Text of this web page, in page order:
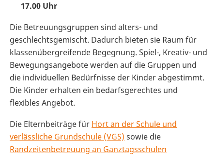
17.00 Uhr
Die Betreuungsgruppen sind alters- und
geschlechtsgemischt. Dadurch bieten sie Raum für
klassenübergreifende Begegnung. Spiel-, Kreativ- und
Bewegungsangebote werden auf die Gruppen und
die individuellen Bedürfnisse der Kinder abgestimmt.
Die Kinder erhalten ein bedarfsgerechtes und
flexibles Angebot.
Die Elternbeiträge für Hort an der Schule und
verlässliche Grundschule (VGS) sowie die
Randzeitenbetreuung an Ganztagsschulen